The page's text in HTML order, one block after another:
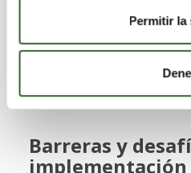
Permitir la
generación de residuos,
sistemas se hace cada
garantizar un
Barreras y
implementación